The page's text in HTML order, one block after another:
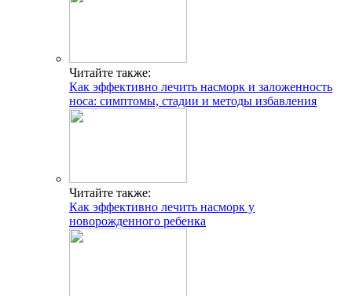
Читайте также:
Как эффективно лечить насморк и заложенность
носа: симптомы, стадии и методы избавления
Читайте также:
Как эффективно лечить насморк у
новорожденного ребенка